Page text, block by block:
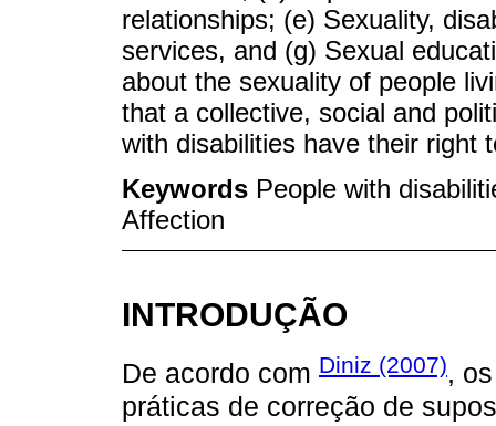
relationships; (e) Sexuality,
services, and (g) Sexual
about the sexuality of people
that a collective, social and
with disabilities have their right
Keywords People with
Affection
INTRODUÇÃO
De acordo com Diniz (2007),
práticas de correção de